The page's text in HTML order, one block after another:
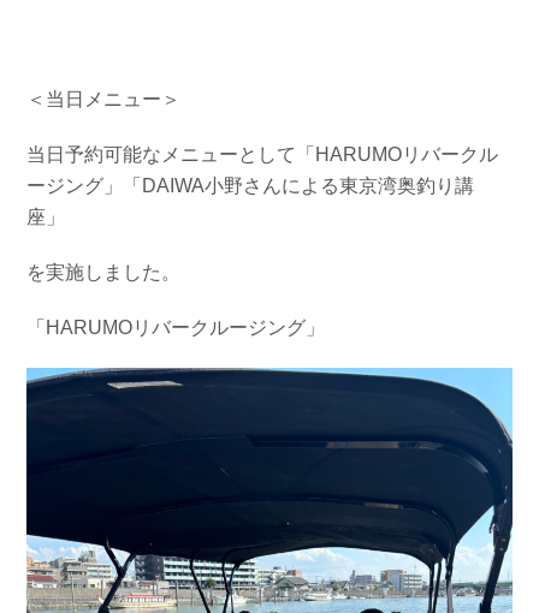
＜当日メニュー＞
当日予約可能なメニューとして「HARUMOリバークル
ージング」「DAIWA小野さんによる東京湾奥釣り講
座」
を実施しました。
「HARUMOリバークルージング」